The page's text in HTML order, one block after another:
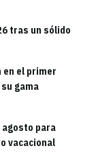
tras un sólido
en el primer
gama
para
vacacional